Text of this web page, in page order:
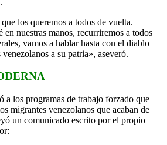
los queremos a todos de vuelta.
en nuestras manos, recurriremos a todos
vamos a hablar hasta con el diablo
a su patria», aseveró.
a los programas de trabajo forzado que
migrantes venezolanos que acaban de
un comunicado escrito por el propio